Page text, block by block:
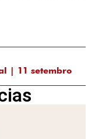
| 11 setembro